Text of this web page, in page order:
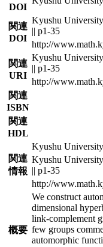
DOI
関連
DOI
Kyushu
|| p1-35
http://
関連
URI
Kyushu
|| p1-35
http://
関連
ISBN
関連
HDL
関連
情報
Kyushu
Kyushu
|| p1-35
http://
概要
We construct
dimensional
link-complement
few groups
automorphic